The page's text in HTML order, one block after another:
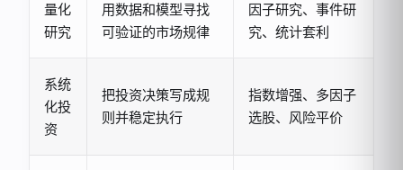
量化
研究
用数据和模型寻找
可验证的市场规律
因子研究、事件研
究、统计套利
系统
化投
资
把投资决策写成规
则并稳定执行
指数增强、多因子
选股、风险平价